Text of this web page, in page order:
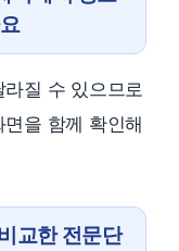
질 수 있으므로
을 함께 확인해
교한 전문단